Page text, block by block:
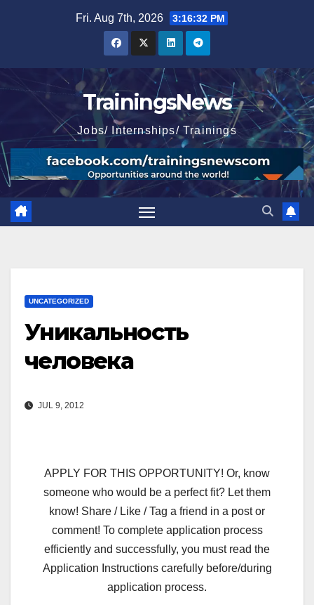
Fri. Aug 7th, 2026 3:16:33 PM
TrainingsNews
Jobs/ Internships/ Trainings
UNCATEGORIZED
Уникальность
человека
JUL 9, 2012
APPLY FOR THIS OPPORTUNITY! Or, know
someone who would be a perfect fit? Let them
know! Share / Like / Tag a friend in a post or
comment! To complete application process
efficiently and successfully, you must read the
Application Instructions carefully before/during
application process.